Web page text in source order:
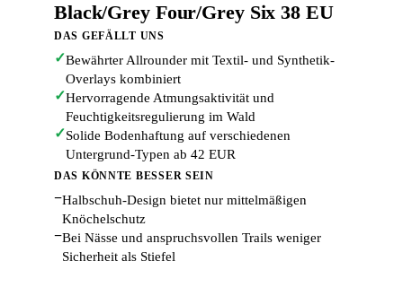
Black/Grey Four/Grey Six 38 EU
DAS GEFÄLLT UNS
✓Bewährter Allrounder mit Textil- und Synthetik-
Overlays kombiniert
✓Hervorragende Atmungsaktivität und
Feuchtigkeitsregulierung im Wald
✓Solide Bodenhaftung auf verschiedenen
Untergrund-Typen ab 42 EUR
DAS KÖNNTE BESSER SEIN
−Halbschuh-Design bietet nur mittelmäßigen
Knöchelschutz
−Bei Nässe und anspruchsvollen Trails weniger
Sicherheit als Stiefel